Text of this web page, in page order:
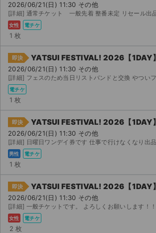
2026/06/21(日) 11:30 その他
女性 電チケ
1 枚
即決 YATSUI FESTIVAL! 2026【1DAY】
2026/06/21(日) 11:30 その他
電チケ
1 枚
即決 YATSUI FESTIVAL! 2026【1DAY】
2026/06/21(日) 11:30 その他
男性 電チケ
1 枚
即決 YATSUI FESTIVAL! 2026【1DAY】
2026/06/21(日) 11:30 その他
[詳細] 一般チケットです。 よろしくお願いします！！
女性 電チケ
2 枚